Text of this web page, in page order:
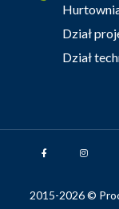
Dział
Dział
2015-2026 ©